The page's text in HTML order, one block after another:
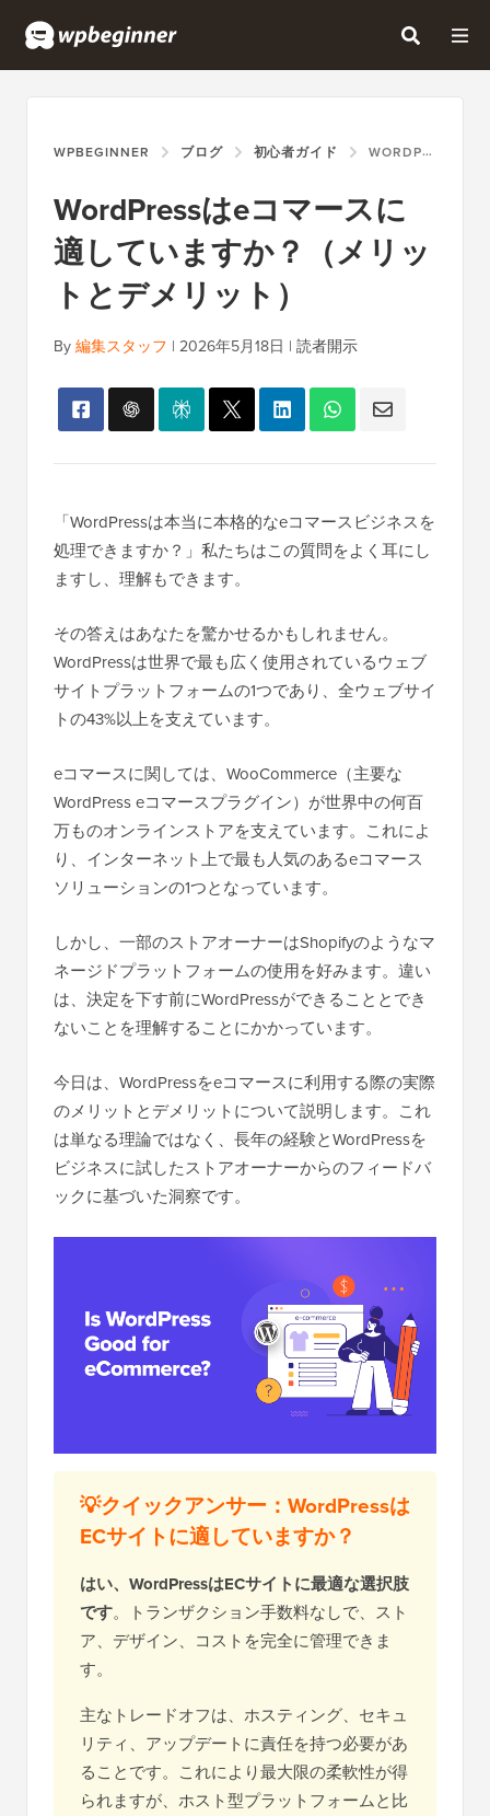
WPBEGINNER ブログ 初心者ガイド WORDPRESSはEコマースに適していますか？（メリットとデメリット）
WordPressはeコマースに
適していますか？（メリッ
トとデメリット）
By編集スタッフ | 2026年5月18日 | 読者開示
「WordPressは本当に本格的なeコマースビジネスを
処理できますか？」私たちはこの質問をよく耳にし
ますし、理解もできます。
その答えはあなたを驚かせるかもしれません。
WordPressは世界で最も広く使用されているウェブ
サイトプラットフォームの1つであり、全ウェブサイ
トの43%以上を支えています。
eコマースに関しては、WooCommerce（主要な
WordPress eコマースプラグイン）が世界中の何百
万ものオンラインストアを支えています。これによ
り、インターネット上で最も人気のあるeコマース
ソリューションの1つとなっています。
しかし、一部のストアオーナーはShopifyのようなマ
ネージドプラットフォームの使用を好みます。違い
は、決定を下す前にWordPressができることとでき
ないことを理解することにかかっています。
今日は、WordPressをeコマースに利用する際の実際
のメリットとデメリットについて説明します。これ
は単なる理論ではなく、長年の経験とWordPressを
ビジネスに試したストアオーナーからのフィードバ
ックに基づいた洞察です。
💡クイックアンサー：WordPressは
ECサイトに適していますか？
はい、WordPressはECサイトに最適な選択肢
です。トランザクション手数料なしで、スト
ア、デザイン、コストを完全に管理できま
す。
主なトレードオフは、ホスティング、セキュ
リティ、アップデートに責任を持つ必要があ
ることです。これにより最大限の柔軟性が得
られますが、ホスト型プラットフォームと比